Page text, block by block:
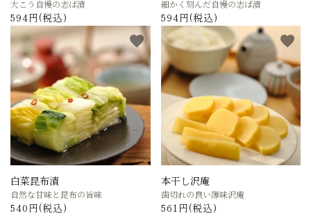
大こう自慢の志ば漬
594円(税込)
細かく刻んだ自慢の志ば漬
594円(税込)
白菜昆布漬
自然な甘味と昆布の旨味
540円(税込)
favorite
本干し沢庵
歯切れの良い薄味沢庵
561円(税込)
favorite